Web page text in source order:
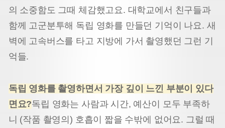
의 소중함도 그때 체감했고요. 대학교에서 친구들과
함께 고군분투해 독립 영화를 만들던 기억이 나요. 새
벽에 고속버스를 타고 지방에 가서 촬영했던 그런 기
억들.
독립 영화를 촬영하면서 가장 깊이 느낀 부분이 있다
면요?독립 영화는 사람과 시간, 예산이 모두 부족하
니 (작품 촬영의) 호흡이 짧을 수밖에 없어요. 그럴 때